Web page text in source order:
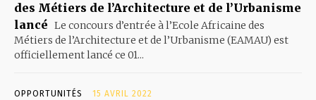
des Métiers de l’Architecture et de l’Urbanisme
lancé Le concours d’entrée à l’Ecole Africaine des
Métiers de l’Architecture et de l’Urbanisme (EAMAU) est
officiellement lancé ce 01...
OPPORTUNITÉS 15 AVRIL 2022